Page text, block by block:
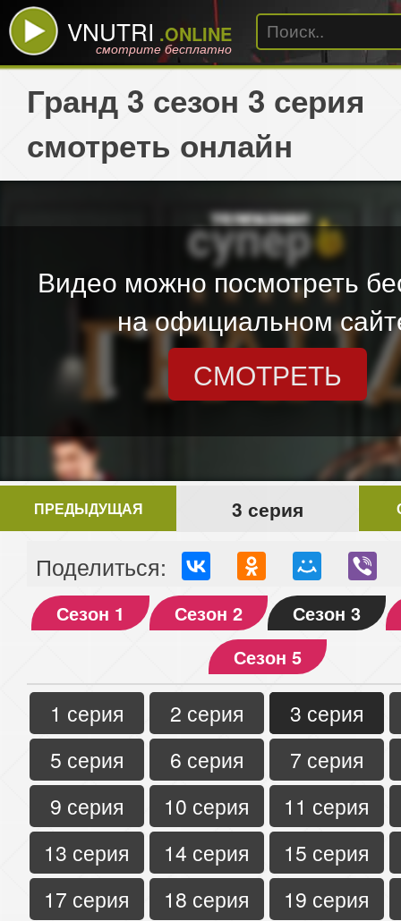
VNUTRI .ONLINE
смотрите бесплатно
Гранд 3 сезон 3 серия
смотреть онлайн
Видео можно посмотреть
на официальном
СМОТРЕТЬ
ПРЕДЫДУЩАЯ 3 серия
Поделиться:
Сезон 1 Сезон 2
Сезон 3
Сезон 5
1 серия 2 серия
3 серия
5 серия
6 серия
7 серия
9 серия
10 серия
11 серия
13 серия
14 серия
15 серия
17 серия
18 серия
19 серия